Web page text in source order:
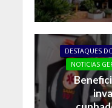
DESTAQUES
NOTICIAS